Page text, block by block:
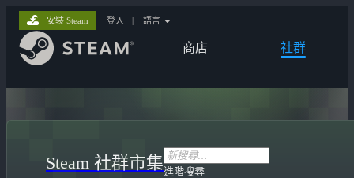
商店 社群
安裝 Steam 登入 | 語言
Steam 社群市集進階搜尋